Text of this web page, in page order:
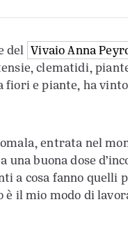
del Vivaio Anna
clematidi,
e piante, ha
entrata nel
buona dose
a cosa fanno quelli
è il mio modo di